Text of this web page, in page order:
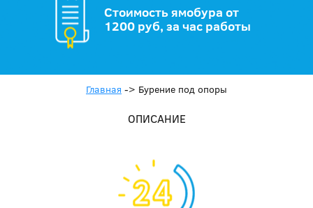
Стоимость ямобура от
1200 руб, за час работы
Главная -> Бурение под опоры
ОПИСАНИЕ